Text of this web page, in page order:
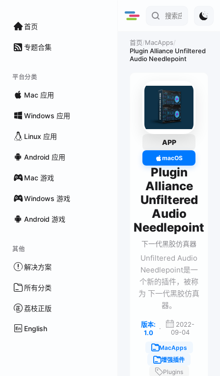
首页
专题合集
平台分类
Mac 应用
Windows 应用
Linux 应用
Android 应用
Mac 游戏
Windows 游戏
Android 游戏
其他
解决方案
所有分类
荔枝正版
English
首页/MacApps/
Plugin Alliance Unfiltered
Audio Needlepoint
APP
macOS
Plugin
Alliance
Unfiltered
Audio
Needlepoint
下一代黑胶仿真器
Unfiltered Audio
Needlepoint是一
个新的插件，被称
为 下一代黑胶仿真
器。
版本:
1.0
·
2022-
09-04
MacApps
增强插件
Plugins